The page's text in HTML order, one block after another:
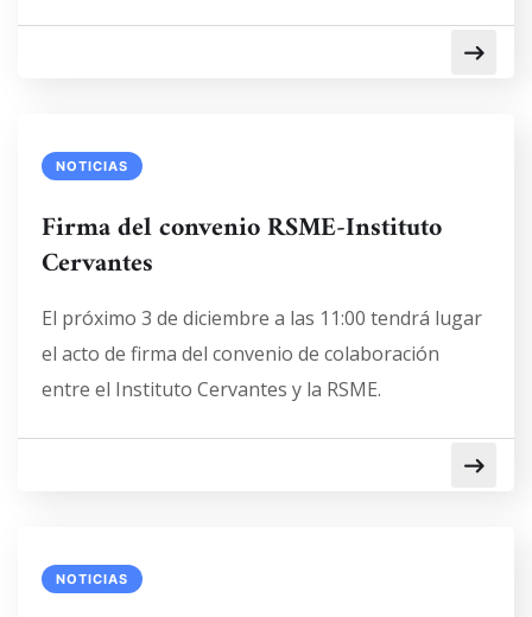
NOTICIAS
Firma del convenio RSME-Instituto
Cervantes
El próximo 3 de diciembre a las 11:00 tendrá lugar
el acto de firma del convenio de colaboración
entre el Instituto Cervantes y la RSME.
NOTICIAS